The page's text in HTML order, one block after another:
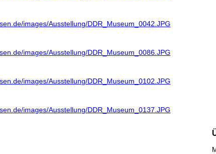
images/Ausstellung/DDR_Museum_0042.JPG
images/Ausstellung/DDR_Museum_0086.JPG
images/Ausstellung/DDR_Museum_0102.JPG
images/Ausstellung/DDR_Museum_0137.JPG